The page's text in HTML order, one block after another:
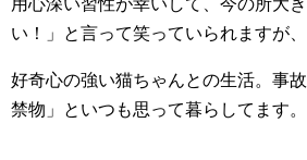
用心深い習性が幸いして、今の所大
い！」と言って笑っていられますが、
好奇心の強い猫ちゃんとの生活。事
禁物」といつも思って暮らしてます。